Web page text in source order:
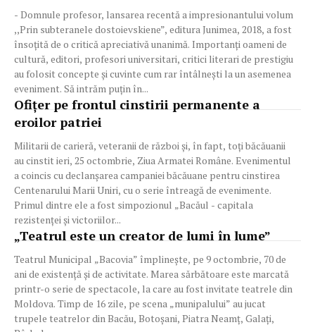
- Domnule profesor, lansarea recentă a impresionantului volum
,,Prin subteranele dostoievskiene”, editura Junimea, 2018, a fost
însoţită de o critică apreciativă unanimă. Importanţi oameni de
cultură, editori, profesori universitari, critici literari de prestigiu
au folosit concepte şi cuvinte cum rar întâlneşti la un asemenea
eveniment. Să intrăm puţin în...
Ofițer pe frontul cinstirii permanente a
eroilor patriei
Militarii de carieră, veteranii de război și, în fapt, toți băcăuanii
au cinstit ieri, 25 octombrie, Ziua Armatei Române. Evenimentul
a coincis cu declanșarea campaniei băcăuane pentru cinstirea
Centenarului Marii Uniri, cu o serie întreagă de evenimente.
Primul dintre ele a fost simpozionul „Bacăul - capitala
rezistenței și victoriilor...
„Teatrul este un creator de lumi în lume”
Teatrul Municipal „Bacovia” împlineşte, pe 9 octombrie, 70 de
ani de existenţă şi de activitate. Marea sărbătoare este marcată
printr-o serie de spectacole, la care au fost invitate teatrele din
Moldova. Timp de 16 zile, pe scena „munipalului” au jucat
trupele teatrelor din Bacău, Botoşani, Piatra Neamţ, Galaţi,